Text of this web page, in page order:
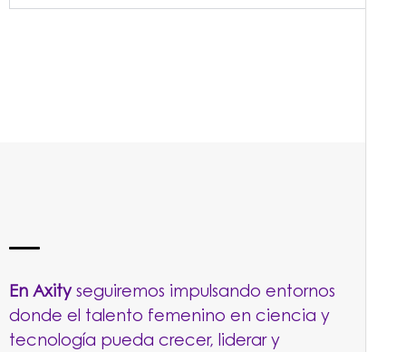
En Axityseguiremos impulsando entornos
donde el talento femenino en ciencia y
tecnología pueda crecer, liderar y